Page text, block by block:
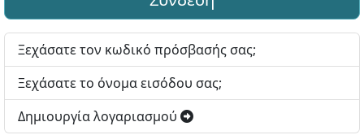
Ξεχάσατε τον κωδικό πρόσβασής σας;
Ξεχάσατε το όνομα εισόδου σας;
Δημιουργία λογαριασμού